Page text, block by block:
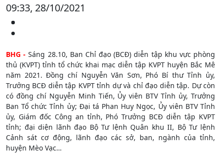
09:33, 28/10/2021
BHG - Sáng 28.10, Ban Chỉ đạo (BCĐ) diễn tập khu vực phòng
thủ (KVPT) tỉnh tổ chức khai mạc diễn tập KVPT huyện Bắc Mê
năm 2021. Đồng chí Nguyễn Văn Sơn, Phó Bí thư Tỉnh ủy,
Trưởng BCĐ diễn tập KVPT tỉnh dự và chỉ đạo diễn tập. Dự còn
có đồng chí Nguyễn Minh Tiến, Ủy viên BTV Tỉnh ủy, Trưởng
Ban Tổ chức Tỉnh ủy; Đại tá Phan Huy Ngọc, Ủy viên BTV Tỉnh
ủy, Giám đốc Công an tỉnh, Phó Trưởng BCĐ diễn tập KVPT
tỉnh; đại diện lãnh đạo Bộ Tư lệnh Quân khu II, Bộ Tư lệnh
Cảnh sát cơ động, lãnh đạo các sở, ban, ngành của tỉnh,
huyện Mèo Vạc…